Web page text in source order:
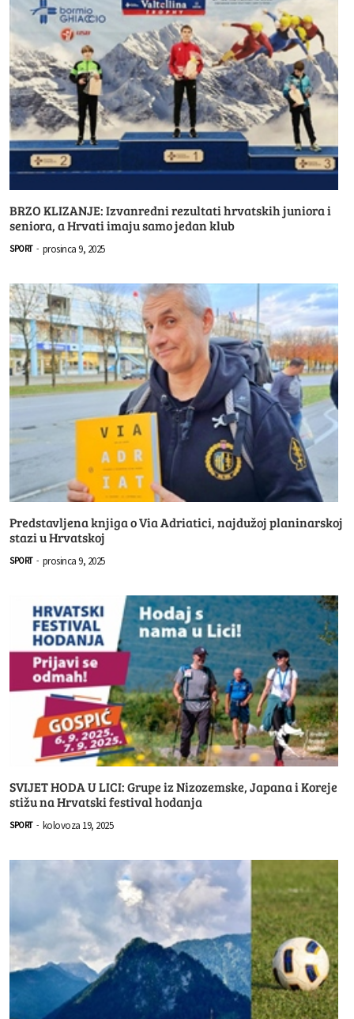
BRZO KLIZANJE: Izvanredni rezultati hrvatskih juniora i
seniora, a Hrvati imaju samo jedan klub
SPORT - prosinca 9, 2025
Predstavljena knjiga o Via Adriatici, najdužoj planinarskoj
stazi u Hrvatskoj
SPORT - prosinca 9, 2025
SVIJET HODA U LICI: Grupe iz Nizozemske, Japana i Koreje
stižu na Hrvatski festival hodanja
SPORT - kolovoza 19, 2025